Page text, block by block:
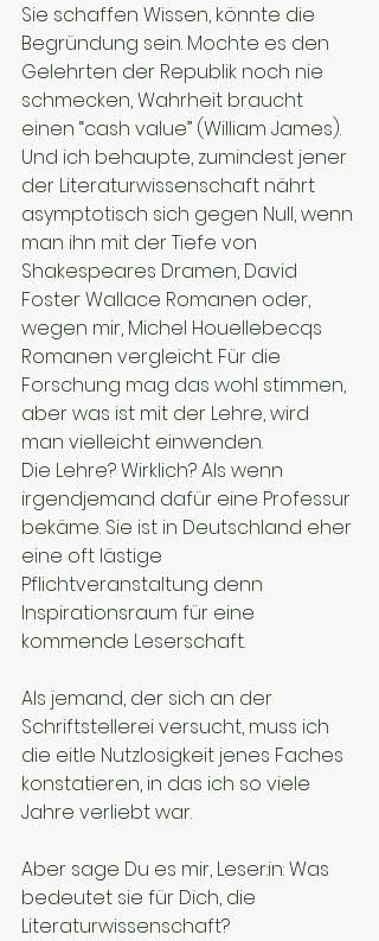
Sie schaffen Wissen, könnte die
Begründung sein. Mochte es den
Gelehrten der Republik noch nie
schmecken, Wahrheit braucht
einen “cash value” (William James).
Und ich behaupte, zumindest jener
der Literaturwissenschaft nährt
asymptotisch sich gegen Null, wenn
man ihn mit der Tiefe von
Shakespeares Dramen, David
Foster Wallace Romanen oder,
wegen mir, Michel Houellebecqs
Romanen vergleicht. Für die
Forschung mag das wohl stimmen,
aber was ist mit der Lehre, wird
man vielleicht einwenden.
Die Lehre? Wirklich? Als wenn
irgendjemand dafür eine Professur
bekäme. Sie ist in Deutschland eher
eine oft lästige
Pflichtveranstaltung denn
Inspirationsraum für eine
kommende Leserschaft.
Als jemand, der sich an der
Schriftstellerei versucht, muss ich
die eitle Nutzlosigkeit jenes Faches
konstatieren, in das ich so viele
Jahre verliebt war.
Aber sage Du es mir, Leser:in: Was
bedeutet sie für Dich, die
Literaturwissenschaft?